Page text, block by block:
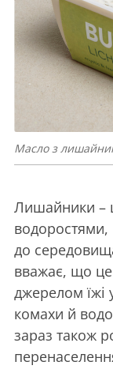
Масло з
Лишайники –
водоростями,
до
вважає, що
джерелом їжі
комахи й
зараз також